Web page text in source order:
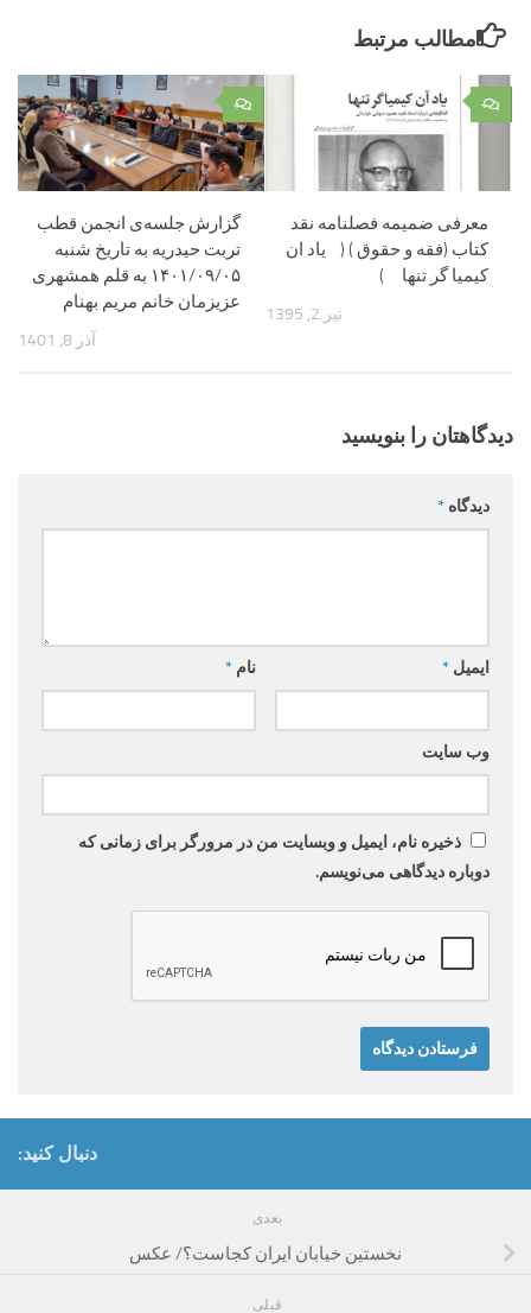
مطالب مرتبط
۰
گزارش جلسه‌ی انجمن قطب
تربت حیدریه به تاریخ شنبه
۱۴۰۱/۰۹/۰۵ به قلم همشهری
عزیزمان خانم مریم بهنام
آذر 8, 1401
۰
معرفی ضمیمه فصلنامه نقد
کتاب (فقه و حقوق ) ( یاد ان
کیمیا گر تنها )
تیر 2, 1395
دیدگاهتان را بنویسید
دیدگاه *
نام * ایمیل *
وب‌ سایت
ذخیره نام، ایمیل و وبسایت من در مرورگر برای زمانی که
دوباره دیدگاهی می‌نویسم.
دنبال کنید:
بعدی
نخستین خیابان ایران کجاست؟/ عکس
قبلی